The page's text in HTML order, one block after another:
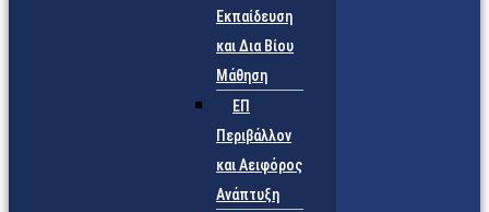
Εκπαίδευση
και Δια Βίου
Μάθηση
ΕΠ
Περιβάλλον
και Αειφόρος
Ανάπτυξη